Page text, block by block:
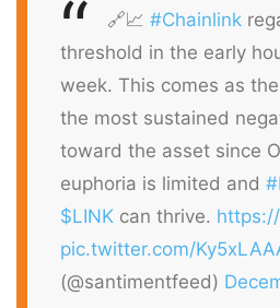
🔗📈 #Chainlink
threshold in the early
week. This comes as
the most sustained
toward the asset since
euphoria is limited and
$LINK can thrive.
pic.twitter.com/
(@santimentfeed)